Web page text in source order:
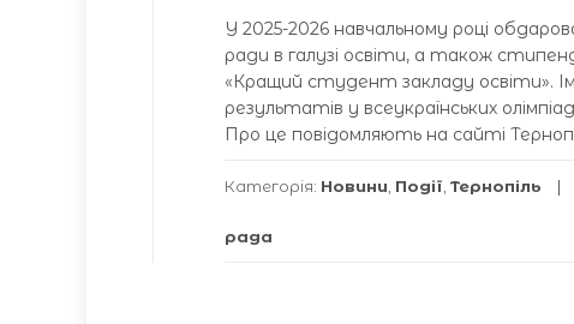
У 2025-2026 навчальному році
ради в галузі освіти, а також
«Кращий студент закладу освіти».
результатів у всеукраїнських
Про це повідомляють на сайті
Категорія: Новини Події Тернопіль
рада